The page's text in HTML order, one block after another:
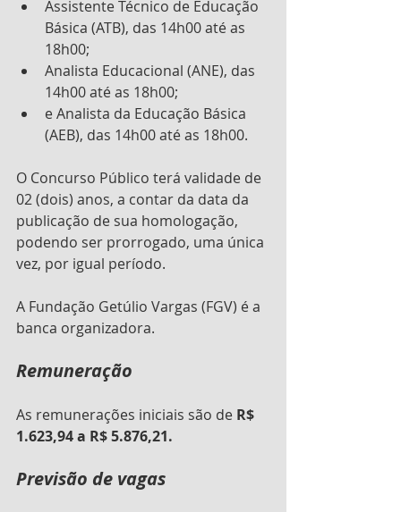
Assistente Técnico de Educação
Básica (ATB), das 14h00 até as
18h00;
Analista Educacional (ANE), das
14h00 até as 18h00;
e Analista da Educação Básica
(AEB), das 14h00 até as 18h00.
O Concurso Público terá validade de
02 (dois) anos, a contar da data da
publicação de sua homologação,
podendo ser prorrogado, uma única
vez, por igual período.
A Fundação Getúlio Vargas (FGV) é a
banca organizadora.
Remuneração
As remunerações iniciais são de R$
1.623,94 a R$ 5.876,21.
Previsão de vagas